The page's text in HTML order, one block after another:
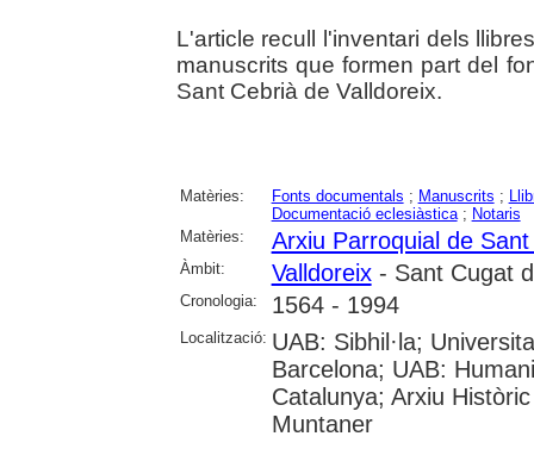
L'article recull l'inventari dels
manuscrits que formen part del
Sant Cebrià de Valldoreix.
Matèries: Fonts documentals ; Manuscrits ;
Documentació eclesiàstica; Notaris
Matèries:
Arxiu Parroquial de
Àmbit: Valldoreix- Sant Cugat
Cronologia: 1564 - 1994
Localització: UAB: Sibhil·la;
Barcelona; UAB:
Catalunya; Arxiu
Muntaner